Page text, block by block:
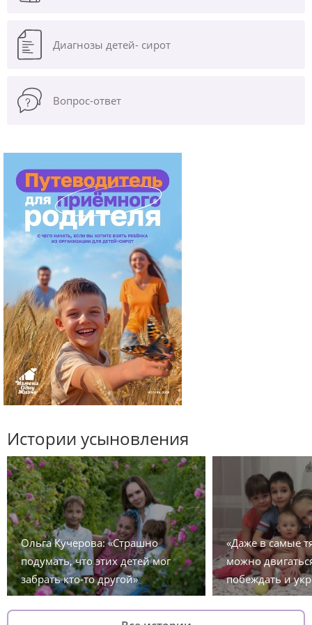
Диагнозы детей- сирот
Вопрос-ответ
Истории усыновления
Ольга Кучерова: «Страшно
подумать, что этих детей мог
забрать кто-то другой»
«Даже в самые
можно
побеждать и